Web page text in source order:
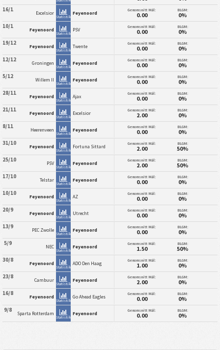
16/1 Excelsior
Statistik
Feyenoord Genomsnitt Mål:
0.00
BLGM:
0%
10/1 Feyenoord
Statistik
PSV Genomsnitt Mål:
0.00
BLGM:
0%
19/12 Feyenoord
Statistik
Twente Genomsnitt Mål:
0.00
BLGM:
0%
12/12 Groningen
Statistik
Feyenoord Genomsnitt Mål:
0.00
BLGM:
0%
5/12 Willem II
Statistik
Feyenoord Genomsnitt Mål:
0.00
BLGM:
0%
28/11 Feyenoord
Statistik
Ajax Genomsnitt Mål:
0.00
BLGM:
0%
21/11 Feyenoord
Statistik
Excelsior Genomsnitt Mål:
2.00
BLGM:
0%
8/11 Heerenveen
Statistik
Feyenoord Genomsnitt Mål:
0.00
BLGM:
0%
31/10 Feyenoord
Statistik
Fortuna Sittard Genomsnitt Mål:
2.00
BLGM:
50%
25/10 PSV
Statistik
Feyenoord Genomsnitt Mål:
2.00
BLGM:
50%
17/10 Telstar
Statistik
Feyenoord Genomsnitt Mål:
0.00
BLGM:
0%
10/10 Feyenoord
Statistik
AZ Genomsnitt Mål:
0.00
BLGM:
0%
20/9 Feyenoord
Statistik
Utrecht Genomsnitt Mål:
0.00
BLGM:
0%
13/9 PEC Zwolle
Statistik
Feyenoord Genomsnitt Mål:
0.00
BLGM:
0%
5/9 NEC
Statistik
Feyenoord Genomsnitt Mål:
1.50
BLGM:
50%
30/8 Feyenoord
Statistik
ADO Den Haag Genomsnitt Mål:
1.00
BLGM:
0%
23/8 Cambuur
Statistik
Feyenoord Genomsnitt Mål:
2.00
BLGM:
0%
16/8 Feyenoord
Statistik
Go Ahead Eagles Genomsnitt Mål:
0.00
BLGM:
0%
9/8 Sparta Rotterdam
Statistik
Feyenoord Genomsnitt Mål:
0.00
BLGM:
0%